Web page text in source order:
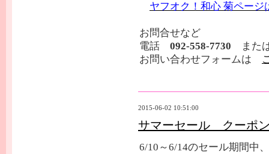
ヤフオク！和心 菊ページ
お問合せなど
電話 092-558-7730
また
お問い合わせフォームは
2015-06-02 10:51:00
サマーセール クーポ
6/10～6/14のセール期間中